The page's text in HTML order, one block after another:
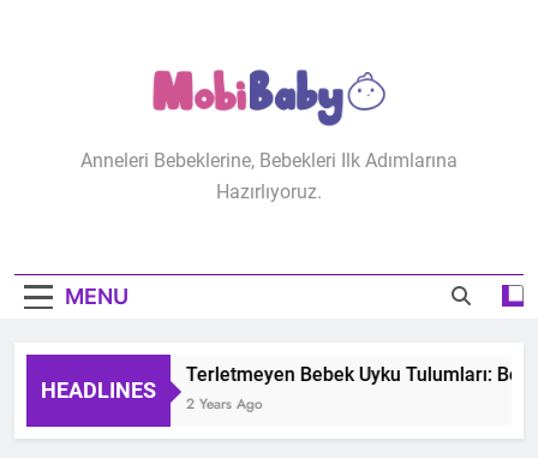
MobiBaby
Anneleri Bebeklerine, Bebekleri Ilk Adımlarına
Hazırlıyoruz.
MENU
HEADLINES
Terletmeyen Bebek Uyku Tulumları:
2 Years Ago